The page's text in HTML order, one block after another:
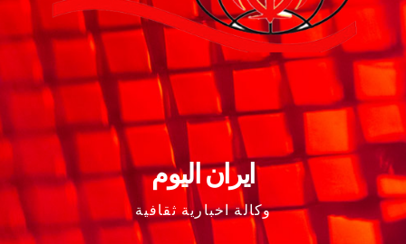
ايران اليوم
وكالة اخبارية ثقافية